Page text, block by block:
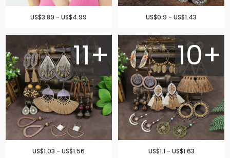
US$3.89 - US$4.99 US$0.9 - US$1.43
11+
US$1.03 - US$1.56
10+
US$1.1 - US$1.63